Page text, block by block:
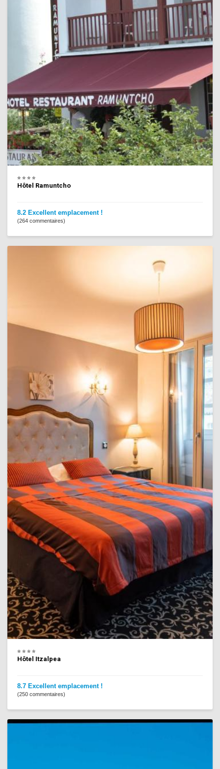
Hôtel Ramuntcho
8.2 Excellent emplacement !
(264 commentaires)
Hôtel Itzalpea
8.7 Excellent emplacement !
(250 commentaires)